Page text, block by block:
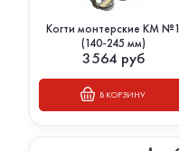
Когти монтерские КМ №1
(140-245 мм)
3564 руб
В КОРЗИНУ